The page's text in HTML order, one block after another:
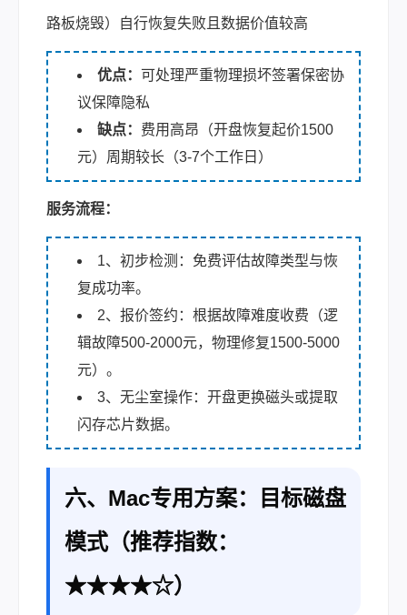
路板烧毁）自行恢复失败且数据价值较高
优点： 可处理严重物理损坏签署保密协
议保障隐私
缺点： 费用高昂（开盘恢复起价1500
元）周期较长（3-7个工作日）
服务流程：
1、初步检测：免费评估故障类型与恢
复成功率。
2、报价签约：根据故障难度收费（逻
辑故障500-2000元，物理修复1500-5000
元）。
3、无尘室操作：开盘更换磁头或提取
闪存芯片数据。
六、Mac专用方案：目标磁盘
模式（推荐指数：
★★★★☆）